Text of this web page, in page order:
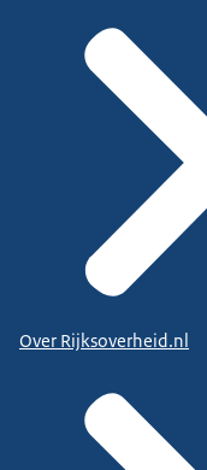
Over Rijksoverheid.nl